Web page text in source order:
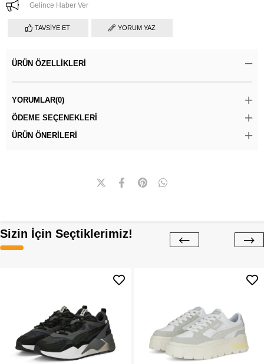
Gelince Haber Ver
TAVSIYE ET YORUM YAZ
ÜRÜN ÖZELLIKLERI
YORUMLAR(0)
ÖDEME SEÇENEKLERI
ÜRÜN ÖNERILERI
Sizin İçin Seçtiklerimiz!